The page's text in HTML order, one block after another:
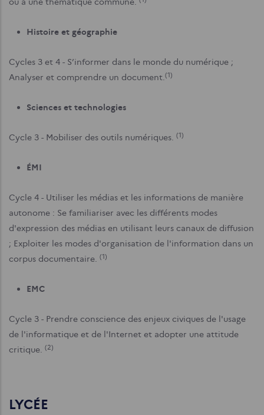
Histoire et géographie
Cycles 3 et 4 - S’informer dans le monde du numérique ;
Analyser et comprendre un document.(1)
Sciences et technologies
Cycle 3 - Mobiliser des outils numériques. (1)
ÉMI
Cycle 4 - Utiliser les médias et les informations de manière
autonome : Se familiariser avec les différents modes
d'expression des médias en utilisant leurs canaux de diffusion
; Exploiter les modes d'organisation de l'information dans un
corpus documentaire. (1)
EMC
Cycle 3 - Prendre conscience des enjeux civiques de l'usage
de l'informatique et de l'Internet et adopter une attitude
critique. (2)
LYCÉE